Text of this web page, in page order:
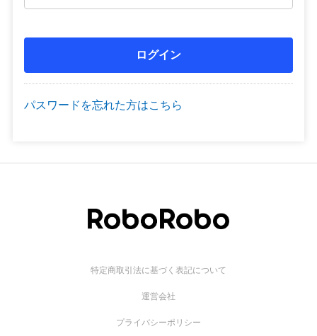
パスワードを忘れた方はこちら
特定商取引法に基づく表記について
運営会社
プライバシーポリシー